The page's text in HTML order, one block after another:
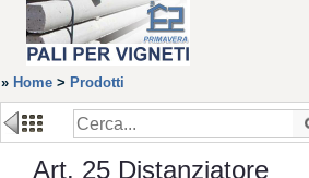
» Home > Prodotti
Art. 25 Distanziatore